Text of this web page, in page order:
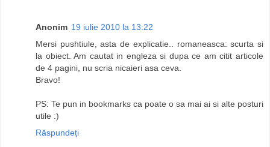
Anonim 19 iulie 2010 la 13:22
Mersi pushtiule, asta de explicatie.. romaneasca: scurta si
la obiect. Am cautat in engleza si dupa ce am citit articole
de 4 pagini, nu scria nicaieri asa ceva.
Bravo!
PS: Te pun in bookmarks ca poate o sa mai ai si alte posturi
utile :)
Răspundeți